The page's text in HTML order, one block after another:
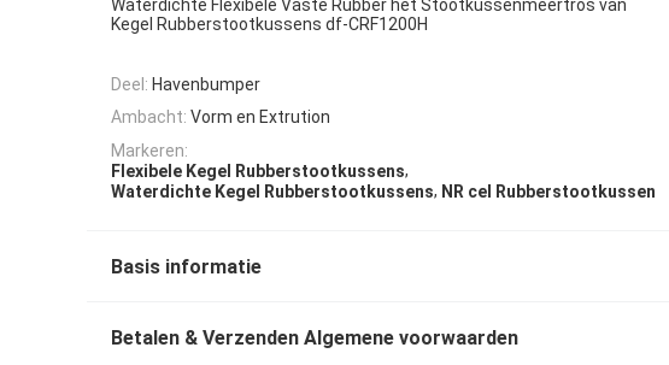
Waterdichte Flexibele Vaste Rubber het Stootkussenmeertros van
Kegel Rubberstootkussens df-CRF1200H
Deel: Havenbumper
Ambacht: Vorm en Extrution
Markeren:
Flexibele Kegel Rubberstootkussens,
Waterdichte Kegel Rubberstootkussens, NR cel Rubberstootkussen
Basis informatie
Betalen & Verzenden Algemene voorwaarden